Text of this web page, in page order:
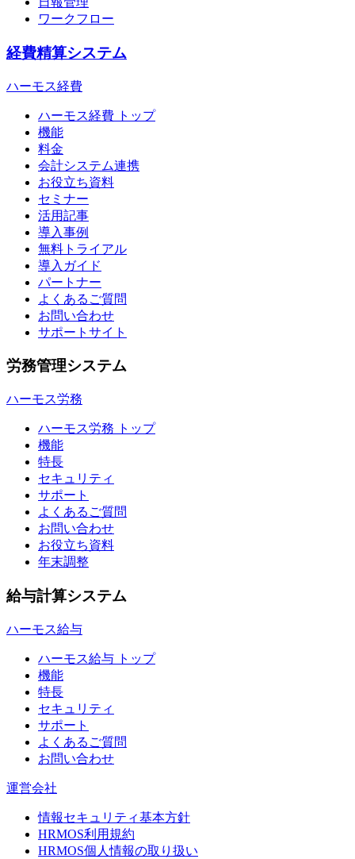
ワークフロー
経費精算システム
ハーモス経費
ハーモス経費 トップ
機能
料金
会計システム連携
お役立ち資料
セミナー
活用記事
導入事例
無料トライアル
導入ガイド
パートナー
よくあるご質問
お問い合わせ
サポートサイト
労務管理システム
ハーモス労務
ハーモス労務 トップ
機能
特長
セキュリティ
サポート
よくあるご質問
お問い合わせ
お役立ち資料
年末調整
給与計算システム
ハーモス給与
ハーモス給与 トップ
機能
特長
セキュリティ
サポート
よくあるご質問
お問い合わせ
運営会社
情報セキュリティ基本方針
HRMOS利用規約
HRMOS個人情報の取り扱い